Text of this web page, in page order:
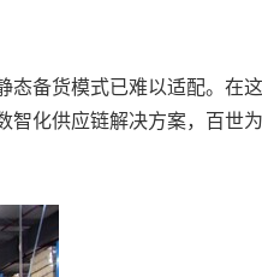
备货模式已难以适配。在
化供应链解决方案，百世